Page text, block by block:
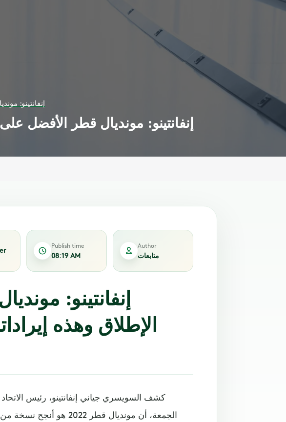
إنفانتينو:
إنفانتينو: مونديال قطر الأفضل على
Publish time
08:19 AM
Author
متابعات
إنفانتينو:
كشف السويسري جياني إنفانتينو، رئيس
الجمعة، أن مونديال قطر